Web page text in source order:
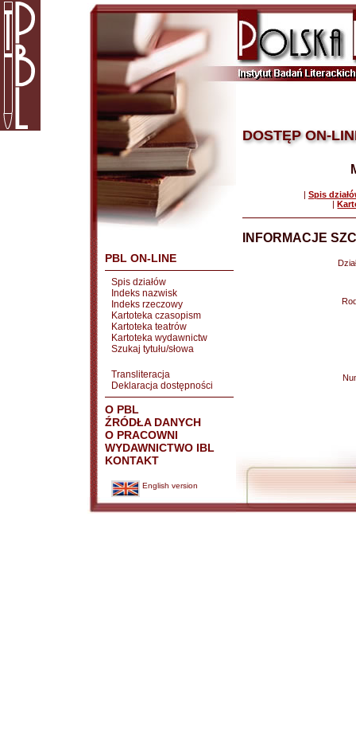
PBL ON-LINE
Spis działów
Indeks nazwisk
Indeks rzeczowy
Kartoteka czasopism
Kartoteka teatrów
Kartoteka wydawnictw
Szukaj tytułu/słowa
Transliteracja
Deklaracja dostępności
O PBL
ŹRÓDŁA DANYCH
O PRACOWNI
WYDAWNICTWO IBL
KONTAKT
English version
DOSTĘP ON-
| Spis
|
INFORMACJE